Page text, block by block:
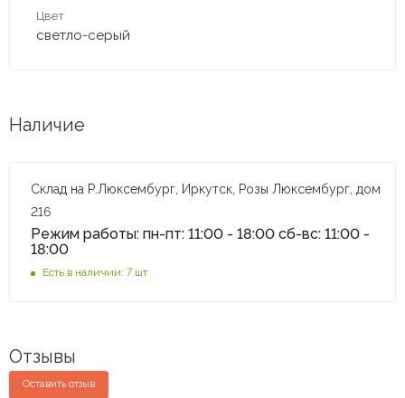
Цвет
светло-серый
Наличие
Склад на Р.Люксембург, Иркутск, Розы Люксембург, дом
216
Режим работы: пн-пт: 11:00 - 18:00 сб-вс: 11:00 -
18:00
Есть в наличии: 7 шт
Отзывы
Оставить отзыв